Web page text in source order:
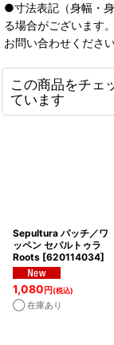
●寸法表記（身幅・
る場合がございます
お問い合わせくださ
この商品をチェ
ています
Sepultura パッチ／ワ
ッペン セパルトゥラ
Roots [620114034]
1,080 円(税込)
◯ 在庫あり